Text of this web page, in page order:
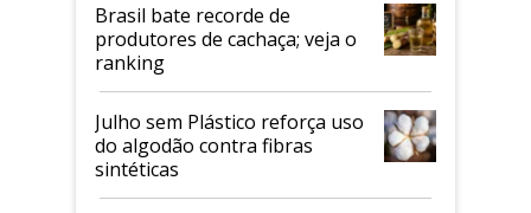
Brasil bate recorde de
produtores de cachaça; veja o
ranking
Julho sem Plástico reforça uso
do algodão contra fibras
sintéticas